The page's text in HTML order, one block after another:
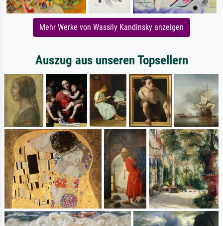
Mehr Werke von Wassily Kandinsky anzeigen
Auszug aus unseren Topsellern